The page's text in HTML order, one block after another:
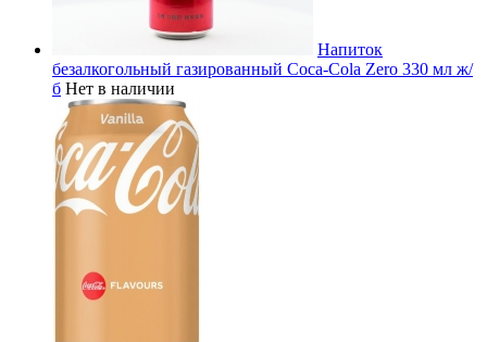
Напиток
безалкогольный газированный Coca-Cola Zero 330 мл ж/
б Нет в наличии